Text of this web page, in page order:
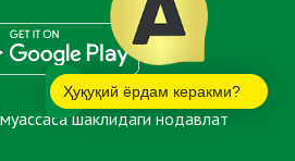
шаклидаги нодавлат
Ҳуқуқий ёрдам керакми?